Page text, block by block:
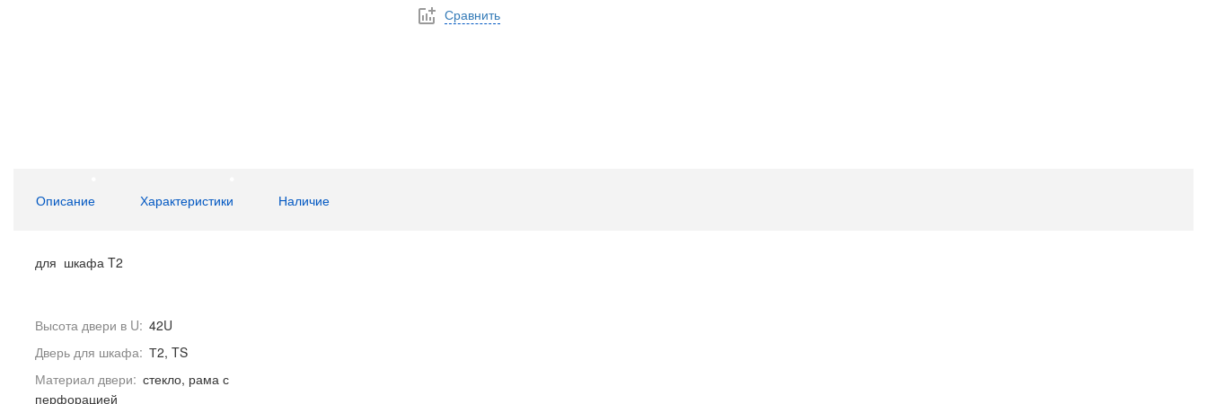
Сравнить
Описание Характеристики Наличие
для шкафа T2
Высота двери в U: 42U
Дверь для шкафа: Т2, TS
Материал двери: стекло, рама с
перфорацией